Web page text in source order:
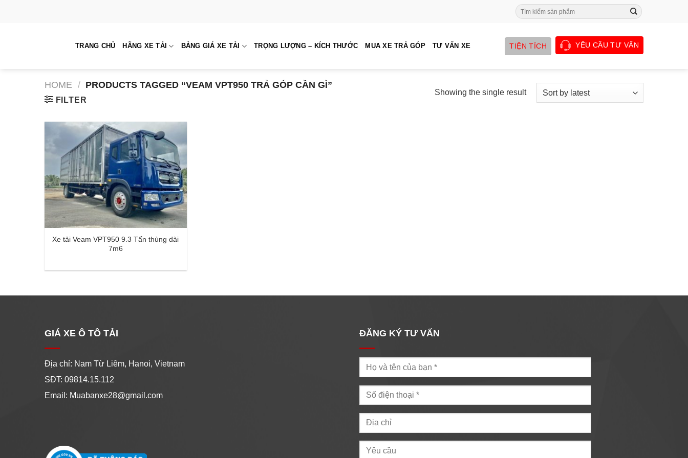
Search
for:
TRANG CHỦ HÃNG XE TẢI BẢNG GIÁ XE TẢI TRỌNG LƯỢNG – KÍCH THƯỚC MUA XE TRẢ GÓP TƯ VẤN XE TIỆN TÍCH YÊU CẦU TƯ VẤN
HOME / PRODUCTS TAGGED “VEAM VPT950 TRẢ GÓP CẦN GÌ”
FILTER
Showing the single result
Xe tải Veam VPT950 9.3 Tấn thùng dài
7m6
GIÁ XE Ô TÔ TẢI
Địa chỉ: Nam Từ Liêm, Hanoi, Vietnam
SĐT: 09814.15.112
Email: Muabanxe28@gmail.com
ĐĂNG KÝ TƯ VẤN